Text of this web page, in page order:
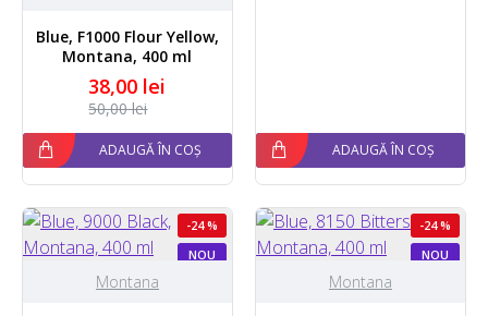
Blue, F1000 Flour Yellow,
Montana, 400 ml
38,00 lei
50,00 lei
ADAUGĂ ÎN COȘ ADAUGĂ ÎN COȘ
NOU
-24 %
Montana
NOU
-24 %
Montana